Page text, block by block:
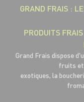
GRAND FRAIS :
PRODUITS
Grand Frais dispose
fruits et
exotiques, la